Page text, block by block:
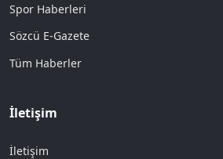
Spor Haberleri
Sözcü E-Gazete
Tüm Haberler
İletişim
İletişim